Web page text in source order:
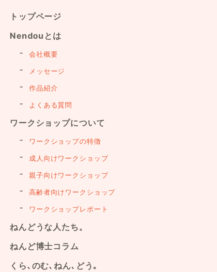
トップページ
Nendouとは
会社概要
メッセージ
作品紹介
よくある質問
ワークショップについて
ワークショップの特徴
成人向けワークショップ
親子向けワークショップ
高齢者向けワークショップ
ワークショップレポート
ねんどうな人たち。
ねんど博士コラム
くら､のむ､ねん､どう｡